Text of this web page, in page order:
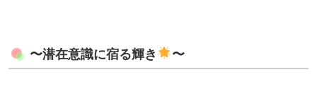
〜潜在意識に宿る輝き 〜